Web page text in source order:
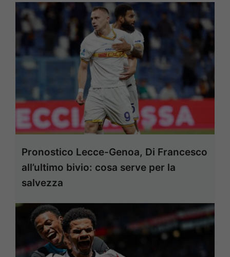
Pronostico Lecce-Genoa, Di Francesco
all’ultimo bivio: cosa serve per la
salvezza